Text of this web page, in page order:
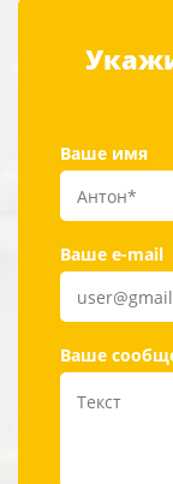
Ваше имя
Ваше e-mail
Ваше